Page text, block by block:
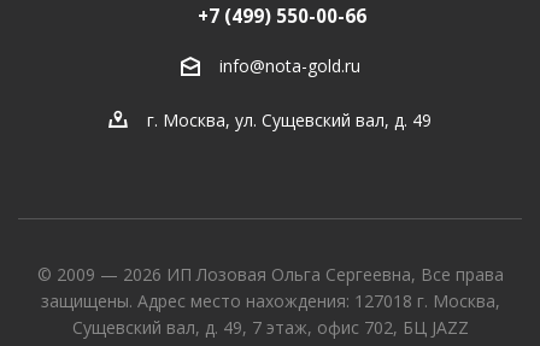
+7 (499) 550-00-66
info@nota-gold.ru
г. Москва, ул. Сущевский вал, д. 49
© 2009 — 2026 ИП Лозовая Ольга Сергеевна, Все права
защищены. Адрес место нахождения: 127018 г. Москва,
Сущевский вал, д. 49, 7 этаж, офис 702, БЦ JAZZ